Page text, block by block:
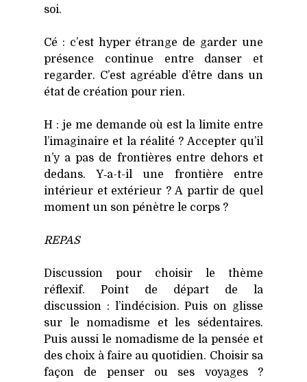
soi.
Cé : c’est hyper étrange de gar­der une
pré­sence conti­nue entre dan­ser et
regar­der. C’est agréable d’être dans un
état de créa­tion pour rien.
H : je me demande où est la limite entre
l’imaginaire et la réa­li­té ? Accep­ter qu’il
n’y a pas de fron­tières entre dehors et
dedans. Y‑a-t-il une fron­tière entre
inté­rieur et exté­rieur ? A par­tir de quel
moment un son pénètre le corps ?
REPAS
Dis­cus­sion pour choi­sir le thème
réflexif. Point de départ de la
dis­cus­sion : l’indécision. Puis on glisse
sur le noma­disme et les séden­taires.
Puis aus­si le noma­disme de la pen­sée et
des choix à faire au quo­ti­dien. Choi­sir sa
façon de pen­ser ou ses voyages ?